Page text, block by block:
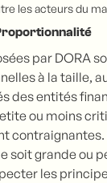
les acteurs du
par DORA
à la taille,
des entités
ou moins
soit grande ou
les